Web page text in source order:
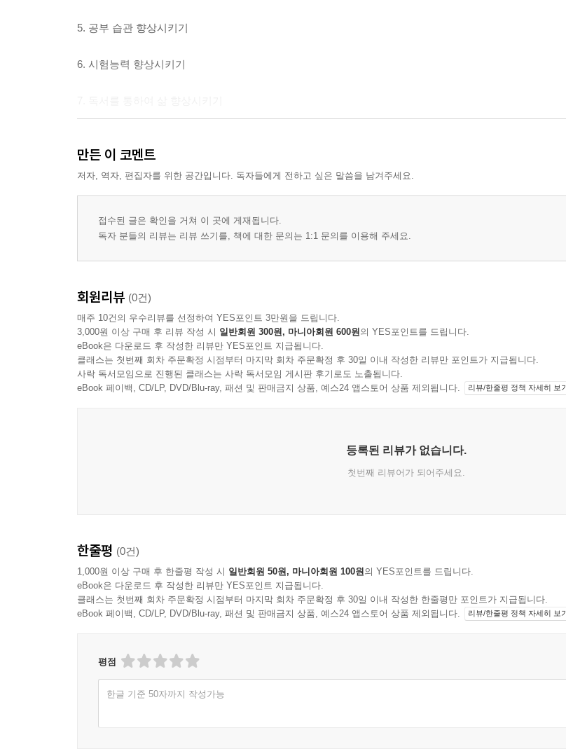
5. 공부 습관 향상시키기
6. 시험능력 향상시키기
부록2. 필독도서목록
만든 이 코멘트
저자, 역자, 편집자를 위한 공간입니다. 독자들에게 전하고 싶은 말씀을 남겨주세요.
접수된 글은 확인을 거쳐 이 곳에 게재됩니다.
독자 분들의 리뷰는 리뷰 쓰기를, 책에 대한 문의는 1:1 문의를 이용해 주세요.
회원리뷰 (0건)
매주 10건의 우수리뷰를 선정하여 YES포인트 3만원을 드립니다.
3,000원 이상 구매 후 리뷰 작성 시 일반회원 300원, 마니아회원 600원의 YES포인트를 드립니다.
eBook은 다운로드 후 작성한 리뷰만 YES포인트 지급됩니다.
클래스는 첫번째 회차 주문확정 시점부터 마지막 회차 주문확정 후 30일 이내 작성한 리뷰만 포인트가 지급됩니다.
사락 독서모임으로 진행된 클래스는 사락 독서모임 게시판 후기로도 노출됩니다.
eBook 페이백, CD/LP, DVD/Blu-ray, 패션 및 판매금지 상품, 예스24 앱스토어 상품 제외됩니다.
리뷰/한줄평 정책 자세히 보기
등록된 리뷰가 없습니다.
첫번째 리뷰어가 되어주세요.
한줄평 (0건)
1,000원 이상 구매 후 한줄평 작성 시 일반회원 50원, 마니아회원 100원의 YES포인트를 드립니다.
eBook은 다운로드 후 작성한 리뷰만 YES포인트 지급됩니다.
클래스는 첫번째 회차 주문확정 시점부터 마지막 회차 주문확정 후 30일 이내 작성한 한줄평만 포인트가 지급됩니다.
eBook 페이백, CD/LP, DVD/Blu-ray, 패션 및 판매금지 상품, 예스24 앱스토어 상품 제외됩니다.
리뷰/한줄평 정책 자세히 보기
평점
한글 기준 50자까지 작성가능